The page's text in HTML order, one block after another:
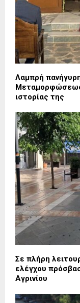
Λαμπρή
Μεταμορφώσεως
ιστορίας της
Σε πλήρη
ελέγχου
Αγρινίου